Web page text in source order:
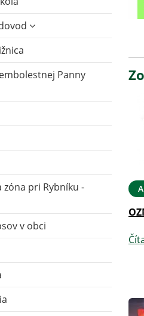
Panny
zóna pri Rybníku -
v obci